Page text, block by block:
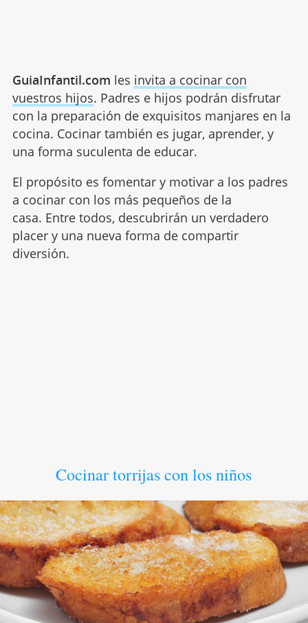
GuiaInfantil.com les invita a cocinar con
vuestros hijos. Padres e hijos podrán disfrutar
con la preparación de exquisitos manjares en la
cocina. Cocinar también es jugar, aprender, y
una forma suculenta de educar.
El propósito es fomentar y motivar a los padres
a cocinar con los más pequeños de la
casa. Entre todos, descubrirán un verdadero
placer y una nueva forma de compartir
diversión.
Cocinar torrijas con los niños